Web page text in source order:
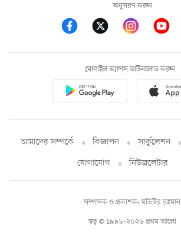
অনুসরণ করুন
মোবাইল অ্যাপস ডাউনলোড করুন
আমাদের সম্পর্কে বিজ্ঞাপন সার্কুলেশন
যোগাযোগ
নিউজলেটার
স্বত্ব © ১৯৯৮-২০২৬ প্রথম আলো
সম্পাদক ও প্রকাশক: মতিউর রহমান